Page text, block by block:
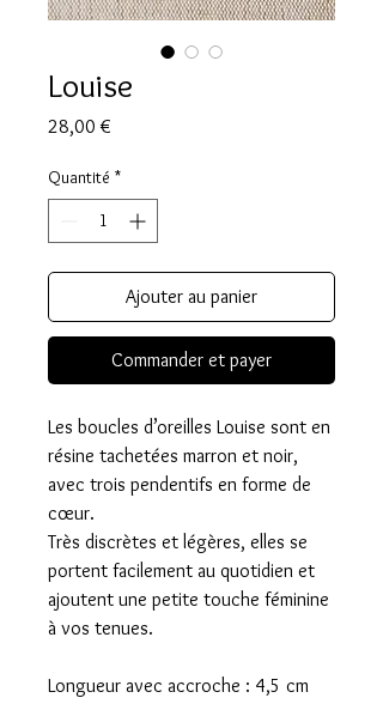
Louise
28,00 €
Quantité *
Ajouter au panier
Commander et payer
Les boucles d’oreilles Louise sont en
résine tachetées marron et noir,
avec trois pendentifs en forme de
cœur.
Très discrètes et légères, elles se
portent facilement au quotidien et
ajoutent une petite touche féminine
à vos tenues.
Longueur avec accroche : 4,5 cm